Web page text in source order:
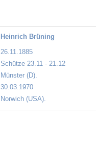
Heinrich Brüning
26.11.1885
Schütze 23.11 - 21.12
Münster (D).
30.03.1970
Norwich (USA).